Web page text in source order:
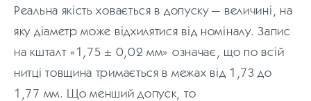
Реальна якість ховається в допуску — величині, на
яку діаметр може відхилятися від номіналу. Запис
на кшталт «1,75 ± 0,02 мм» означає, що по всій
нитці товщина тримається в межах від 1,73 до
1,77 мм. Що менший допуск, то